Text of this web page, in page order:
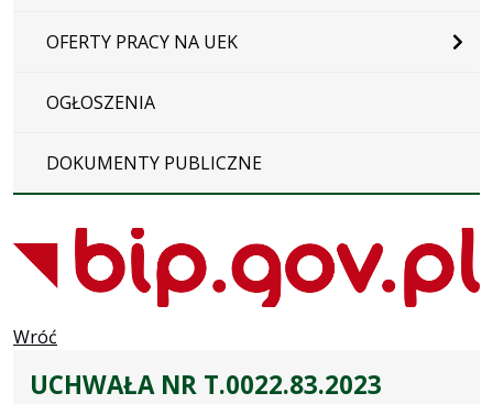
OFERTY PRACY NA UEK
OGŁOSZENIA
DOKUMENTY PUBLICZNE
Wróć
UCHWAŁA NR T.0022.83.2023